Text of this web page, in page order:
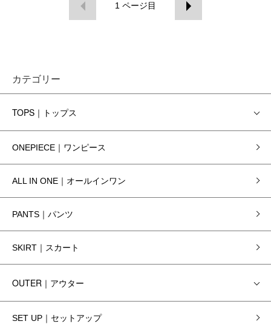
1 ページ目
カテゴリー
TOPS｜トップス
ONEPIECE｜ワンピース
ALL IN ONE｜オールインワン
PANTS｜パンツ
SKIRT｜スカート
OUTER｜アウター
SET UP｜セットアップ